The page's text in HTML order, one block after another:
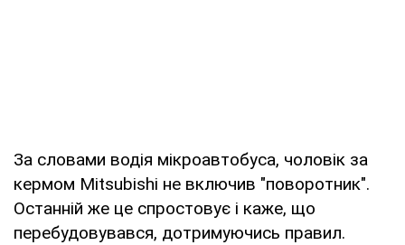
За словами водія мікроавтобуса, чоловік за
кермом Mitsubishi не включив "поворотник".
Останній же це спростовує і каже, що
перебудовувався, дотримуючись правил.